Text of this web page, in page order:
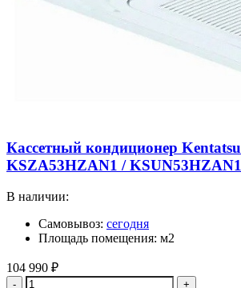
Кассетный кондиционер Kentatsu
KSZA53HZAN1 / KSUN53HZAN1
В наличии:
Самовывоз: сегодня
Площадь помещения: м2
104 990 ₽
Количество